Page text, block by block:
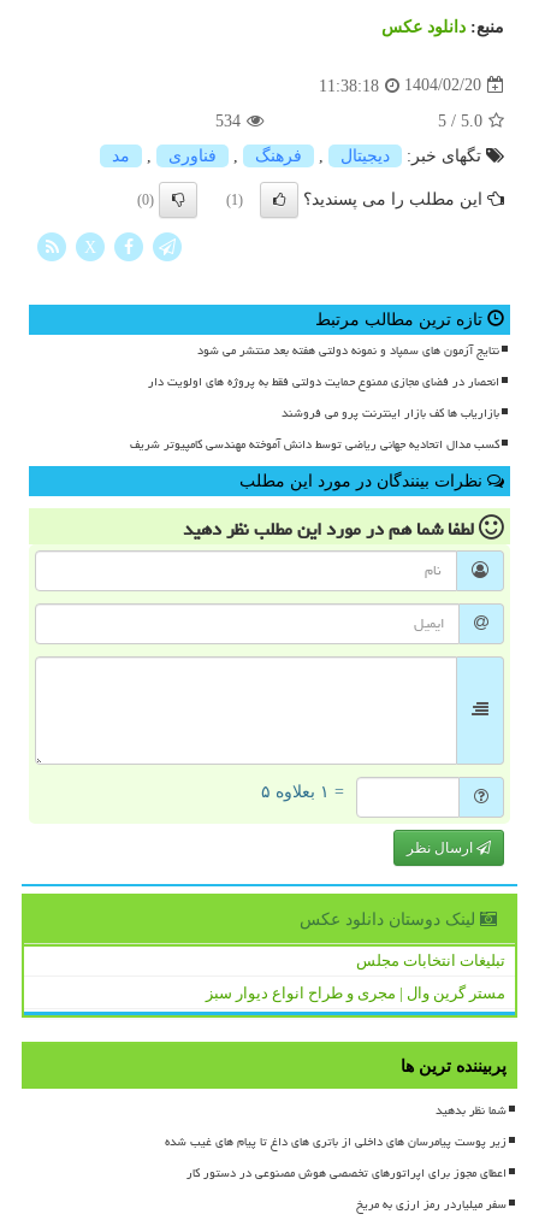
منبع: دانلود عكس
1404/02/20
11:38:18
5.0
/
5
534
تگهای خبر:
دیجیتال فرهنگ فناوری مد
این مطلب را می پسندید؟ (1)
(0)
X
تازه ترین مطالب مرتبط
نتایج آزمون های سمپاد و نمونه دولتی هفته بعد منتشر می شود
انحصار در فضای مجازی ممنوع حمایت دولتی فقط به پروژه های اولویت دار
بازاریاب ها کف بازار اینترنت پرو می فروشند
کسب مدال اتحادیه جهانی ریاضی توسط دانش آموخته مهندسی کامپیوتر شریف
نظرات بینندگان در مورد این مطلب
لطفا شما همدر مورد این مطلبنظر دهید
= ۱ بعلاوه ۵
ارسال نظر
لینک دوستان دانلود عكس
تبلیغات انتخابات مجلس
مستر گرین وال | مجری و طراح انواع دیوار سبز
پربیننده ترین ها
شما نظر بدهید
زیر پوست پیامرسان های داخلی از باتری های داغ تا پیام های غیب شده
اعطای مجوز برای اپراتورهای تخصصی هوش مصنوعی در دستور کار
سفر میلیاردر رمز ارزی به مریخ